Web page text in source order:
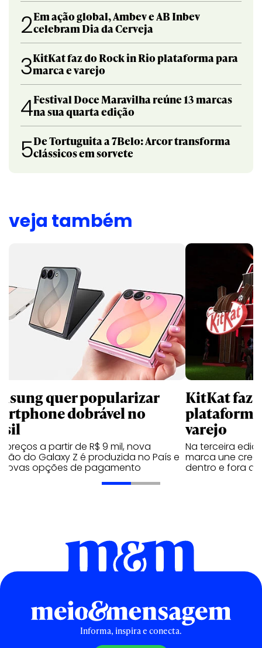
2Em ação global, Ambev e AB Inbev
celebram Dia da Cerveja
3KitKat faz do Rock in Rio plataforma para
marca e varejo
4Festival Doce Maravilha reúne 13 marcas
na sua quarta edição
5De Tortuguita a 7Belo: Arcor transforma
clássicos em sorvete
veja também
quer popularizar
dobrável no
preços a partir de R$ 9 mil, nova
do Galaxy Z é produzida no País e
opções de pagamento
KitKat faz
plataforma
varejo
Na terceira
marca une
dentro e fora
Informa, inspira e conecta.